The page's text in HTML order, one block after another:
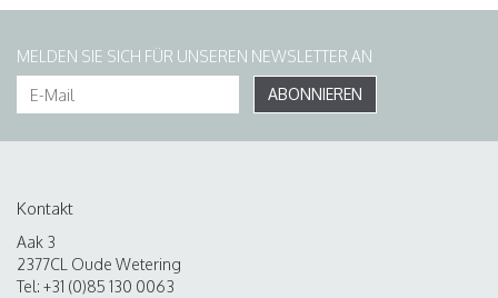
MELDEN SIE SICH FÜR UNSEREN NEWSLETTER AN
ABONNIEREN
Kontakt
Aak 3
2377CL Oude Wetering
Tel: +31 (0)85 130 0063